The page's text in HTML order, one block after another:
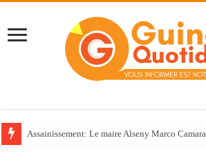
Assainissement: Le maire Alseny Marco